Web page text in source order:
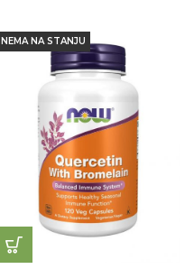
NEMA NA STANJU